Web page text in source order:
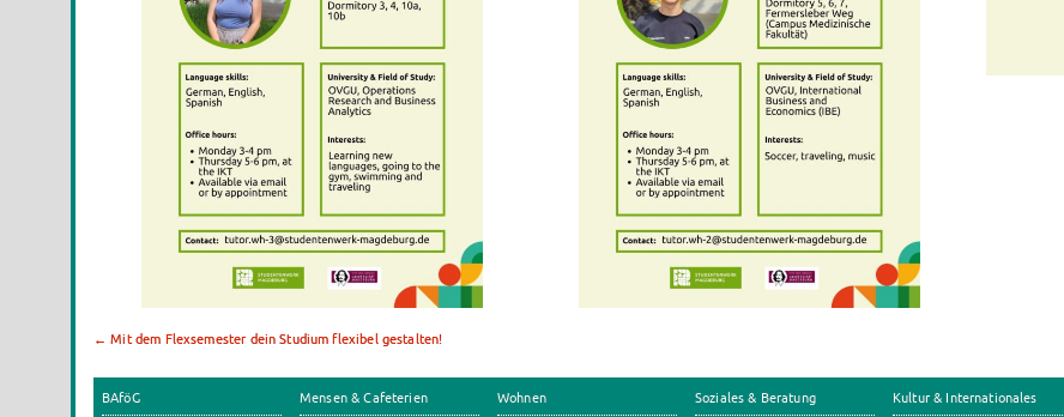
← Mit dem Flexsemester dein Studium flexibel gestalten!
BAföG Mensen & Cafeterien Wohnen Soziales & Beratung Kultur & Internationales